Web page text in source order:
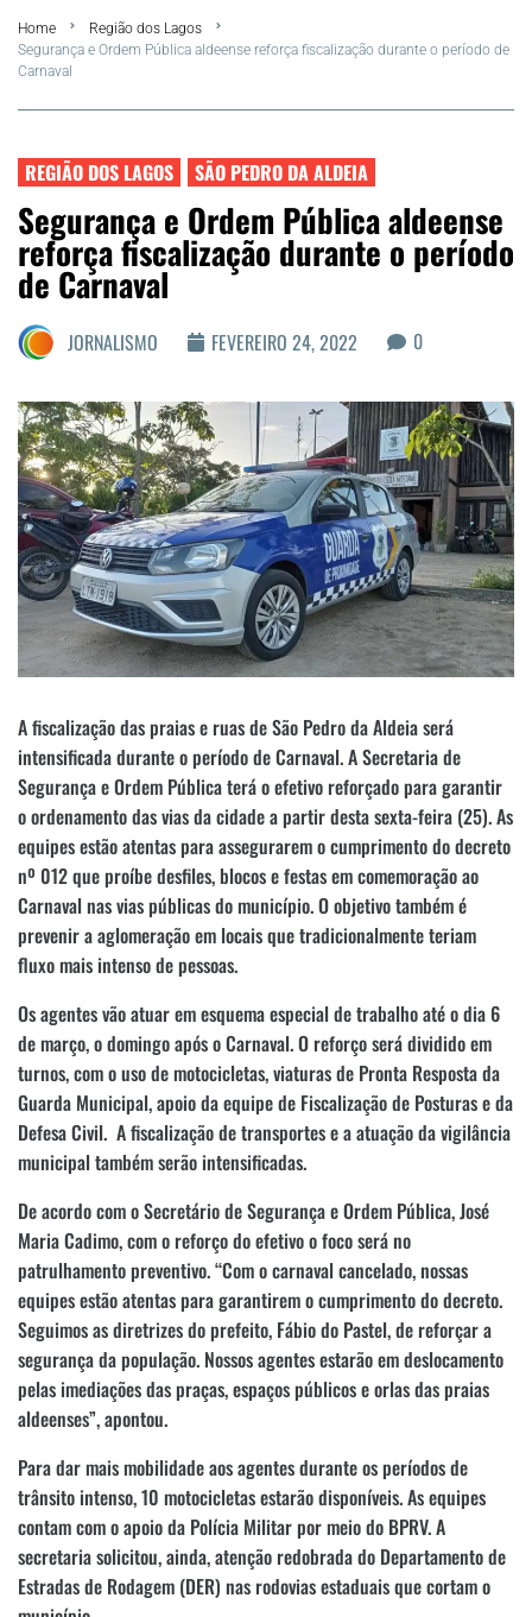
FLA Araru 2026
Araruama
Região dos Lagos
Agenda Cultural
Colunistas
Matérias Exclusivas
Home
Região dos Lagos
Segurança e Ordem Pública aldeense reforça fiscalização durante o período de
Carnaval
REGIÃO DOS LAGOS SÃO PEDRO DA ALDEIA
Segurança e Ordem Pública aldeense
reforça fiscalização durante o período
de Carnaval
JORNALISMO FEVEREIRO 24, 2022 0
A fiscalização das praias e ruas de São Pedro da Aldeia será
intensificada durante o período de Carnaval. A Secretaria de
Segurança e Ordem Pública terá o efetivo reforçado para garantir
o ordenamento das vias da cidade a partir desta sexta-feira (25). As
equipes estão atentas para assegurarem o cumprimento do decreto
nº 012 que proíbe desfiles, blocos e festas em comemoração ao
Carnaval nas vias públicas do município. O objetivo também é
prevenir a aglomeração em locais que tradicionalmente teriam
fluxo mais intenso de pessoas.
Os agentes vão atuar em esquema especial de trabalho até o dia 6
de março, o domingo após o Carnaval. O reforço será dividido em
turnos, com o uso de motocicletas, viaturas de Pronta Resposta da
Guarda Municipal, apoio da equipe de Fiscalização de Posturas e da
Defesa Civil. A fiscalização de transportes e a atuação da vigilância
municipal também serão intensificadas.
De acordo com o Secretário de Segurança e Ordem Pública, José
Maria Cadimo, com o reforço do efetivo o foco será no
patrulhamento preventivo. “Com o carnaval cancelado, nossas
equipes estão atentas para garantirem o cumprimento do decreto.
Seguimos as diretrizes do prefeito, Fábio do Pastel, de reforçar a
segurança da população. Nossos agentes estarão em deslocamento
pelas imediações das praças, espaços públicos e orlas das praias
aldeenses”, apontou.
Para dar mais mobilidade aos agentes durante os períodos de
trânsito intenso, 10 motocicletas estarão disponíveis. As equipes
contam com o apoio da Polícia Militar por meio do BPRV. A
secretaria solicitou, ainda, atenção redobrada do Departamento de
Estradas de Rodagem (DER) nas rodovias estaduais que cortam o